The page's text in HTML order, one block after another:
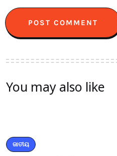
You may also like
ଜାତୀୟ